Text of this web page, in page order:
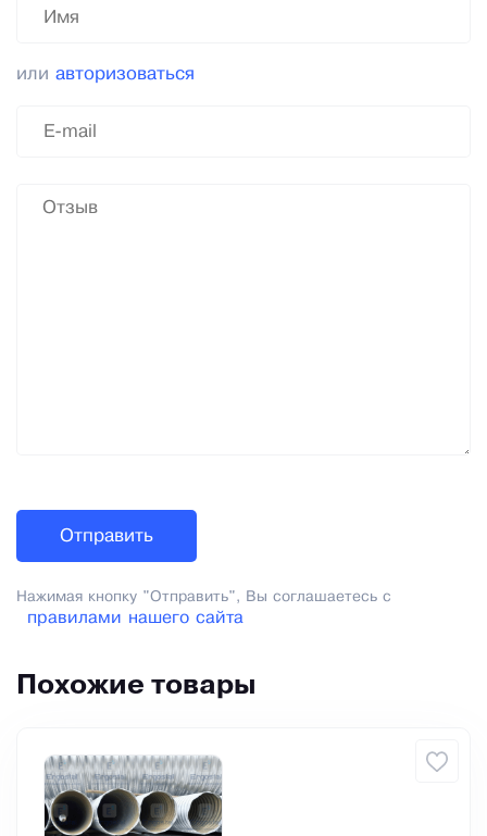
или авторизоваться
Нажимая кнопку "Отправить", Вы соглашаетесь с
правилами нашего сайта
Похожие товары